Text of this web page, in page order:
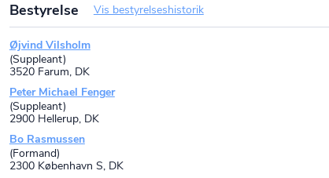
P-nr.: 1022772852
Brydegårdsvej 41, 2760 Måløv, DK
Ørnegårdsvej
P-nr.: 1023435396
Ørnegårdsvej 13, 2820 Gentofte, DK
Vand & Afløb Ballerup
P-nr.: 1022772763
Ågerupvej 84-86, 2750 Ballerup, DK
Usserød Renseanlæg
P-nr.: 1022772860
Håndværkersvinget 2, 2970 Hørsholm, DK
Bestyrelse Vis bestyrelseshistorik
Øjvind Vilsholm
(Suppleant)
3520 Farum, DK
Peter Michael Fenger
(Suppleant)
2900 Hellerup, DK
Bo Rasmussen
(Formand)
2300 København S, DK